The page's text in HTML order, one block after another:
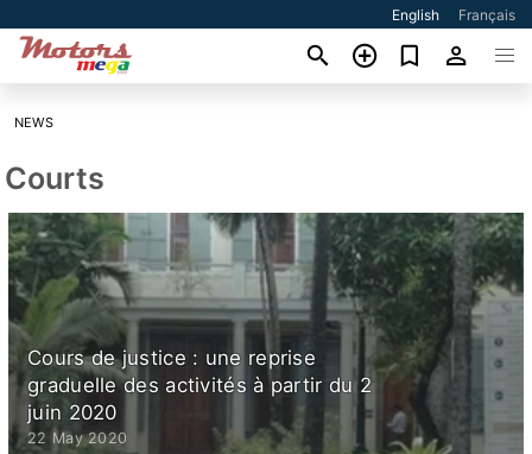
English Français
NEWS
Courts
Cours de justice : une reprise
graduelle des activités à partir du 2
juin 2020
22 May 2020